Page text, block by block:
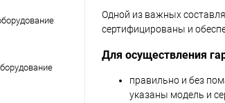
Одной из важных
сертифицированы и
Для осуществления
правильно и без
указаны модель и